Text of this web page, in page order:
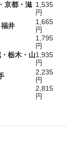
京都・滋 1,535
円
井
1,665
円
1,795
円
栃木・山1,935
円
2,235
円
2,815
円